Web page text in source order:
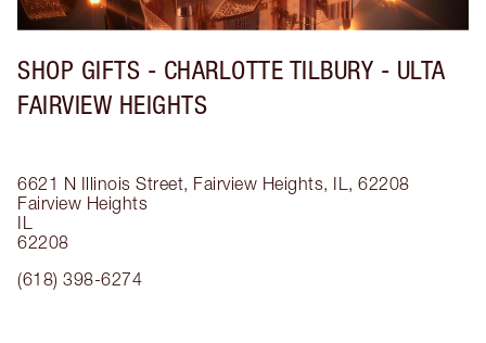
SHOP GIFTS - CHARLOTTE TILBURY - ULTA
FAIRVIEW HEIGHTS
6621 N Illinois Street, Fairview Heights, IL, 62208
Fairview Heights
IL
62208
(618) 398-6274